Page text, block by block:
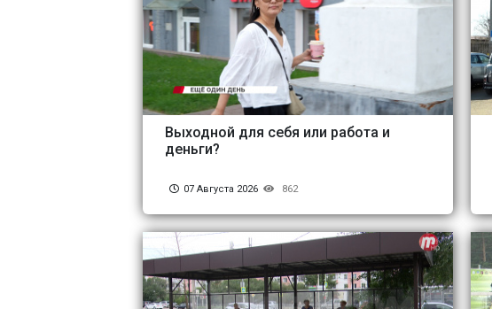
Выходной для себя или работа и
деньги?
07 Августа 2026 862